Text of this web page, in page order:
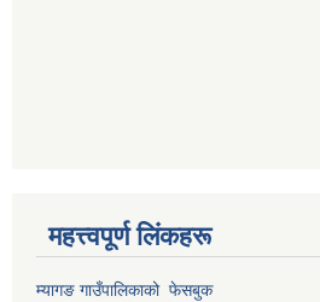
महत्त्वपूर्ण लिंकहरू
म्यागङ गाउँपालिकाको फेसबुक